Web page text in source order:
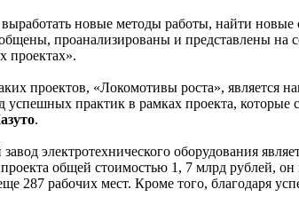
новые методы работы, найти
проанализированы и представлены на
проектах».
проектов, «Локомотивы роста», является
успешных практик в рамках проекта,
.
электротехнического оборудования
проекта общей стоимостью 1, 7 млрд рублей,
287 рабочих мест. Кроме того, благодаря